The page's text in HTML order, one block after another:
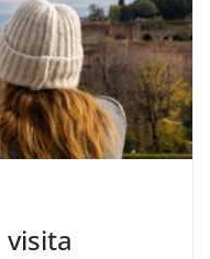
visita